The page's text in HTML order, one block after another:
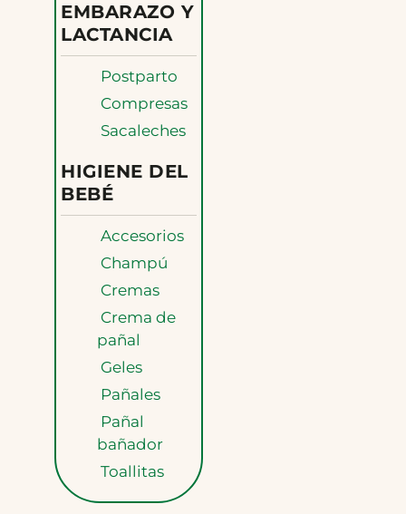
EMBARAZO Y
LACTANCIA
Postparto
Compresas
Sacaleches
HIGIENE DEL
BEBÉ
Accesorios
Champú
Cremas
Crema de
pañal
Geles
Pañales
Pañal
bañador
Toallitas